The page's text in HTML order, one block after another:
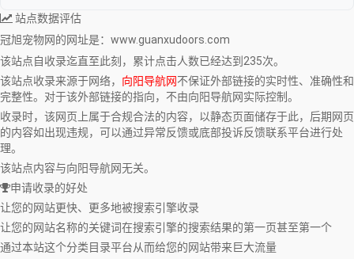
站点数据评估
冠旭宠物网的网址是：www.guanxudoors.com
该站点自收录迄直至此刻，累计点击人数已经达到235次。
该站点收录来源于网络， 向阳导航网不保证外部链接的实时性、准确性和
完整性。对于该外部链接的指向，不由向阳导航网实际控制。
收录时，该网页上属于合规合法的内容，以静态页面储存于此，后期网页
的内容如出现违规，可以通过异常反馈或底部投诉反馈联系平台进行处
理。
该站点内容与向阳导航网无关。
申请收录的好处
让您的网站更快、更多地被搜索引擎收录
让您的网站名称的关键词在搜索引擎的搜索结果的第一页甚至第一个
通过本站这个分类目录平台从而给您的网站带来巨大流量